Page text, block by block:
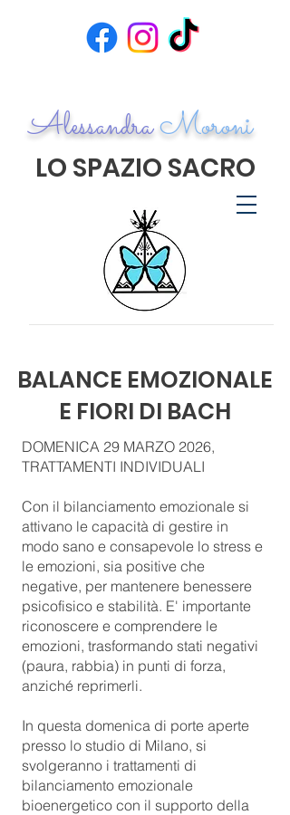
LO SPAZIO SACRO
AlessandraMoroni
BALANCE EMOZIONALE
E FIORI DI BACH
DOMENICA 29 MARZO 2026,
TRATTAMENTI INDIVIDUALI
Con il bilanciamento emozionale si
attivano le capacità di gestire in
modo sano e consapevole lo stress e
le emozioni, sia positive che
negative, per mantenere benessere
psicofisico e stabilità. E' importante
riconoscere e comprendere le
emozioni, trasformando stati negativi
(paura, rabbia) in punti di forza,
anziché reprimerli.
In questa domenica di porte aperte
presso lo studio di Milano, si
svolgeranno i trattamenti di
bilanciamento emozionale
bioenergetico con il supporto della